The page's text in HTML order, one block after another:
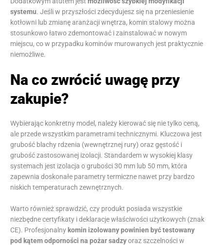
systemu. Jeśli w przyszłości zdecydujesz się na przeniesienie
kotłowni lub zmianę aranżacji wnętrza, komin stalowy można
stosunkowo łatwo zdemontować i zainstalować w nowym
miejscu, co w przypadku kominów murowanych jest praktycznie
niemożliwe.
Na co zwrócić uwagę przy
zakupie?
Wybierając konkretny model, należy kierować się nie tylko ceną,
ale przede wszystkim parametrami technicznymi. Kluczowa jest
grubość blachy rdzenia (wewnętrznej rury) oraz gęstość i
grubość zastosowanej izolacji. Standardem w wysokiej klasy
systemach jest izolacja o grubości 30 mm lub 50 mm, która
zapewnia doskonałe parametry termiczne nawet przy bardzo
niskich temperaturach zewnętrznych.
Warto również sprawdzić, czy produkt posiada wszystkie
niezbędne certyfikaty i deklaracje właściwości użytkowych (znak
CE). Profesjonalny komin izolowanypowinien być testowany
pod kątem odporności na pożar sadzyoraz szczelności w